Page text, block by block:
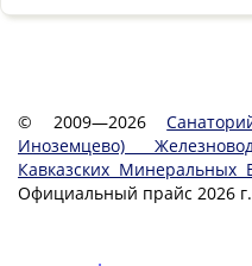
© 2009—2026
Иноземцево)
Кавказских
Официальный прайс 2026 г.